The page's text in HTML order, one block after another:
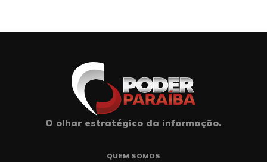
O olhar estratégico da informação.
QUEM SOMOS